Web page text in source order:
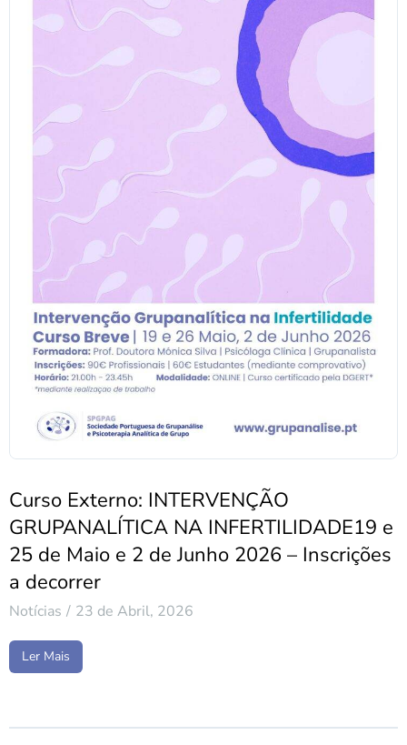
Curso Externo: INTERVENÇÃO
GRUPANALÍTICA NA INFERTILIDADE19 e
25 de Maio e 2 de Junho 2026 – Inscrições
a decorrer
Notícias 23 de Abril, 2026
Ler Mais